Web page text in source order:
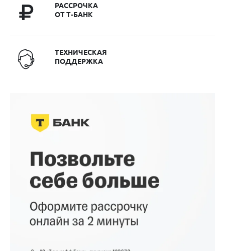
РАССРОЧКА
ОТ Т-БАНК
ТЕХНИЧЕСКАЯ
ПОДДЕРЖКА